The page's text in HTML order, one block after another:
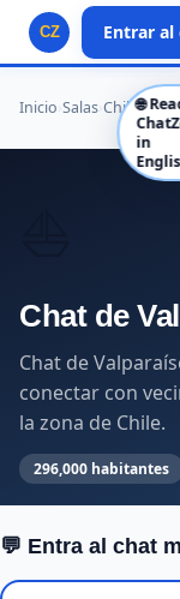
CZ Entrar
Inicio Salas Chile›
Chat de
Chat de
conectar con
la zona de Chile.
296,000 habitantes
💬 Entra al chat
🌐
in